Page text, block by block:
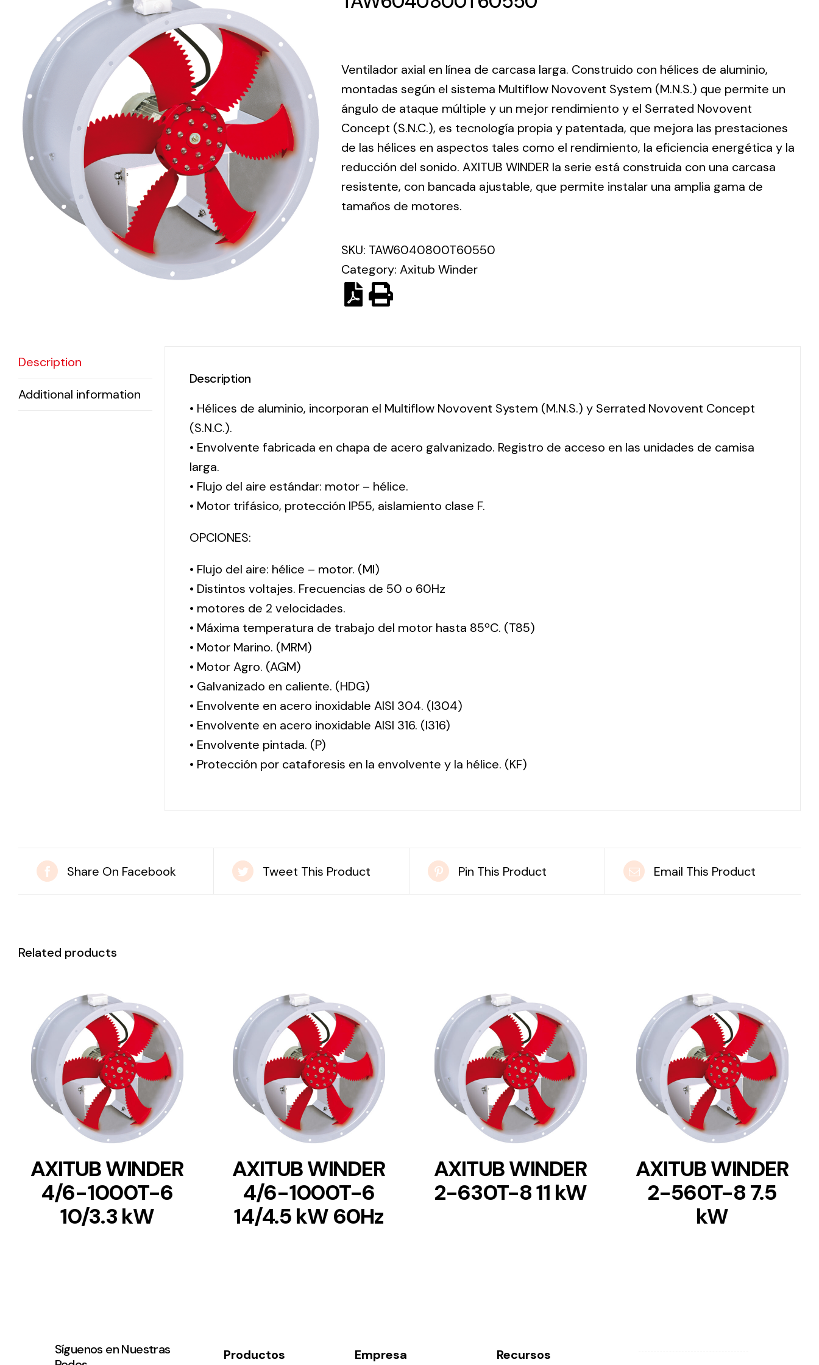
Lighting and
Electrical
Equipment
Complete
lighting and
electrical
material for
each project
and need
incorporation of
Novovent into
the group
meant a greater
offer of
products for
different uses
Solar lighting
Variety of solar
solutions for all
kinds of needs.
Ventilador axial en línea de carcasa larga. Construido con hélices de aluminio,
montadas según el sistema Multiflow Novovent System (M.N.S.) que permite un
ángulo de ataque múltiple y un mejor rendimiento y el Serrated Novovent
Concept (S.N.C.), es tecnología propia y patentada, que mejora las prestaciones
de las hélices en aspectos tales como el rendimiento, la eficiencia energética y la
reducción del sonido. AXITUB WINDER la serie está construida con una carcasa
resistente, con bancada ajustable, que permite instalar una amplia gama de
tamaños de motores.
SKU: TAW6040800T60550
Category: Axitub Winder
Description
Additional information
Description
• Hélices de aluminio, incorporan el Multiflow Novovent System (M.N.S.) y Serrated Novovent Concept
(S.N.C.).
• Envolvente fabricada en chapa de acero galvanizado. Registro de acceso en las unidades de camisa
larga.
• Flujo del aire estándar: motor – hélice.
• Motor trifásico, protección IP55, aislamiento clase F.
OPCIONES:
• Flujo del aire: hélice – motor. (MI)
• Distintos voltajes. Frecuencias de 50 o 60Hz
• motores de 2 velocidades.
• Máxima temperatura de trabajo del motor hasta 85ºC. (T85)
• Motor Marino. (MRM)
• Motor Agro. (AGM)
• Galvanizado en caliente. (HDG)
• Envolvente en acero inoxidable AISI 304. (I304)
• Envolvente en acero inoxidable AISI 316. (I316)
• Envolvente pintada. (P)
• Protección por cataforesis en la envolvente y la hélice. (KF)
Share On Facebook Tweet This Product Pin This Product Email This Product
Related products
DETAILS
AXITUB WINDER
4/6-1000T-6
10/3.3 kW
DETAILS
AXITUB WINDER
4/6-1000T-6
14/4.5 kW 60Hz
DETAILS
AXITUB WINDER
2-630T-8 11 kW
DETAILS
AXITUB WINDER
2-560T-8 7.5
kW
Síguenos en Nuestras
Productos Empresa Recursos